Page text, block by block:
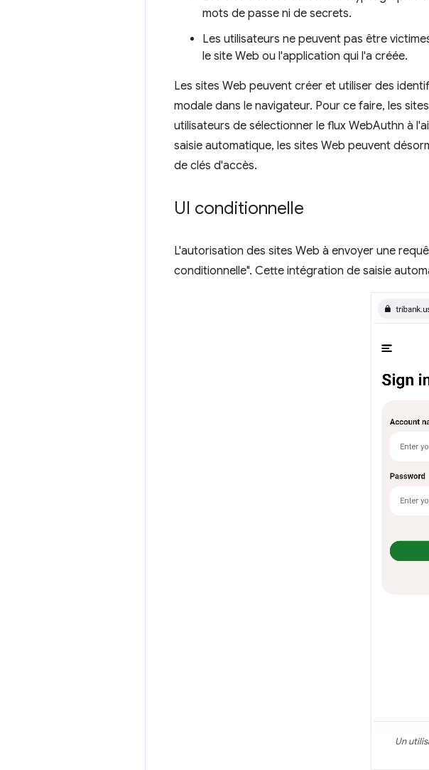
mots de passe ni de secrets.
Les utilisateurs ne peuvent pas être
le site Web ou l'application qui l'a créée.
Les sites Web peuvent créer et utiliser des
modale dans le navigateur. Pour ce faire, les
utilisateurs de sélectionner le flux WebAuthn à
saisie automatique, les sites Web peuvent
de clés d'accès.
UI conditionnelle
L'autorisation des sites Web à envoyer une
conditionnelle". Cette intégration de saisie
Un